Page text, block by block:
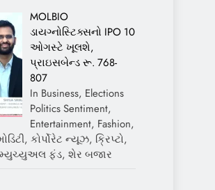
MOLBIO
ડાયગ્નોસ્ટિક્સનો IPO 10
ઓગસ્ટે ખૂલશે,
પ્રાઇસબેન્ડ રૂ. 768-
807
In Business, Elections
Politics Sentiment,
Entertainment, Fashion,
કોર્પોરેટ ન્યૂઝ, ક્રિપ્ટો,
મ્યુચ્યુઅલ ફંડ, શેર બજાર